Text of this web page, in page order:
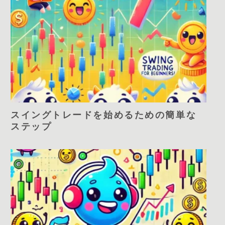
スイングトレードを始めるための簡単な
ステップ